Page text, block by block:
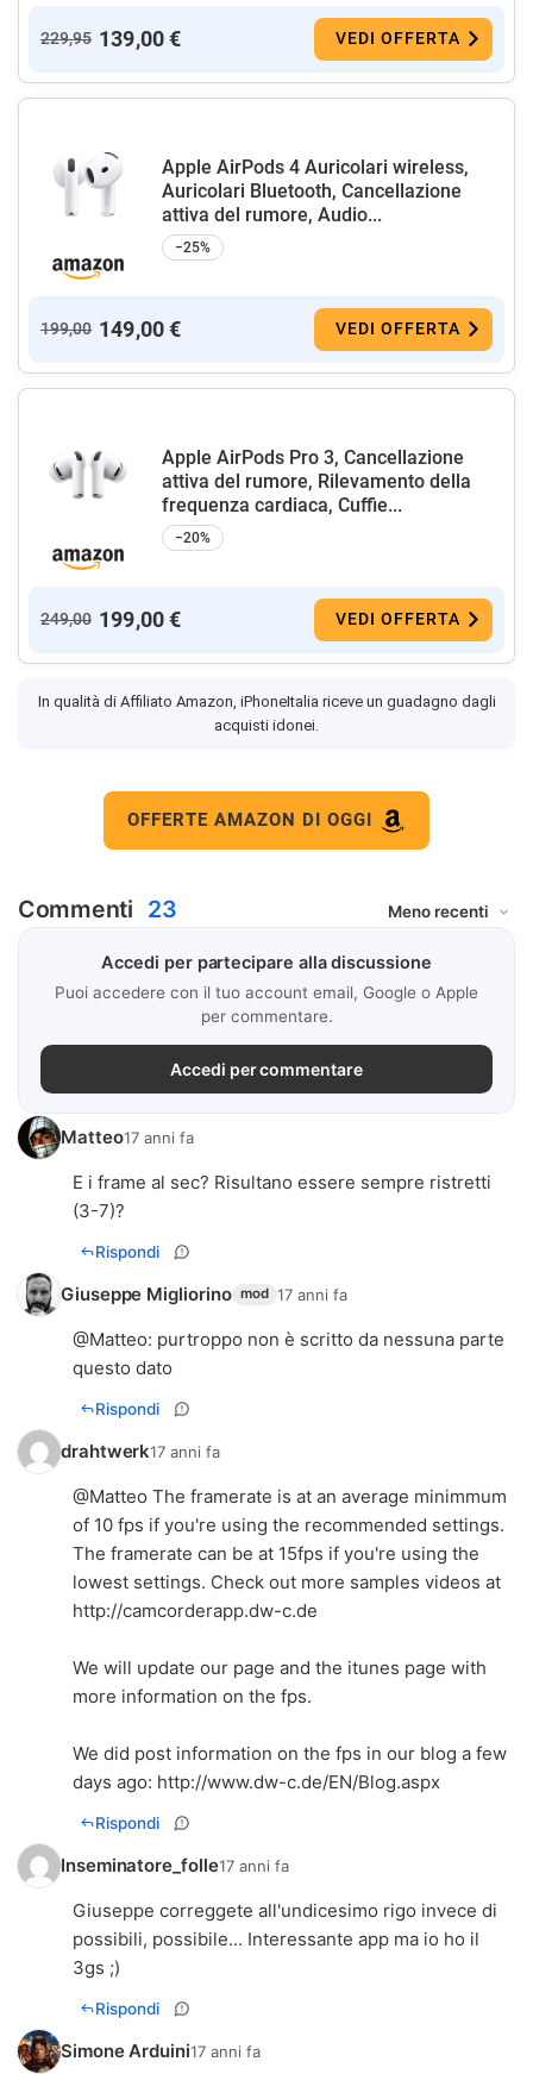
229,95 139,00 € VEDI OFFERTA
Apple AirPods 4 Auricolari wireless,
Auricolari Bluetooth, Cancellazione
attiva del rumore, Audio...
−25%
199,00 149,00 € VEDI OFFERTA
Apple AirPods Pro 3, Cancellazione
attiva del rumore, Rilevamento della
frequenza cardiaca, Cuffie...
−20%
249,00 199,00 € VEDI OFFERTA
In qualità di Affiliato Amazon, iPhoneItalia riceve un guadagno dagli
acquisti idonei.
OFFERTE AMAZON DI OGGI
Commenti 23
Accedi per partecipare alla discussione
Puoi accedere con il tuo account email, Google o Apple
per commentare.
Accedi per commentare
Matteo17 anni fa
E i frame al sec? Risultano essere sempre ristretti
(3-7)?
Rispondi
Giuseppe Migliorino mod 17 anni fa
@Matteo: purtroppo non è scritto da nessuna parte
questo dato
Rispondi
drahtwerk17 anni fa
@Matteo The framerate is at an average minimmum
of 10 fps if you're using the recommended settings.
The framerate can be at 15fps if you're using the
lowest settings. Check out more samples videos at
http://camcorderapp.dw-c.de
We will update our page and the itunes page with
more information on the fps.
We did post information on the fps in our blog a few
days ago: http://www.dw-c.de/EN/Blog.aspx
Rispondi
Inseminatore_folle17 anni fa
Giuseppe correggete all'undicesimo rigo invece di
possibili, possibile... Interessante app ma io ho il
3gs ;)
Rispondi
Simone Arduini17 anni fa